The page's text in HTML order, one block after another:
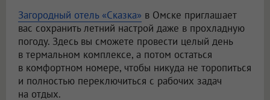
Загородный отель «Сказка» в Омске приглашает
вас сохранить летний настрой даже в прохладную
погоду. Здесь вы сможете провести целый день
в термальном комплексе, а потом остаться
в комфортном номере, чтобы никуда не торопиться
и полностью переключиться с рабочих задач
на отдых.